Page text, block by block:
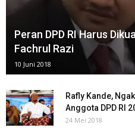
Peran DPD RI Harus
Fachrul Razi
10 Juni 2018
Rafly Kande,
Anggota DPD RI
24 Mei 2018